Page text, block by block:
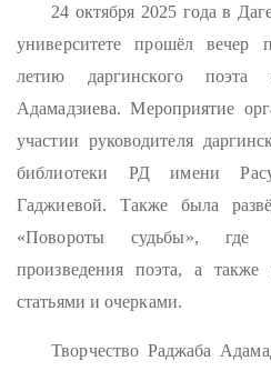
24 октября 2025 года в
университете прошёл вечер
летию даргинского поэта
Адамадзиева. Мероприятие
участии руководителя
библиотеки РД имени
Гаджиевой. Также была
«Повороты судьбы»,
произведения поэта, а
статьями и очерками.
Творчество Раджаба